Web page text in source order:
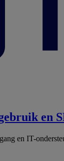
en
en IT-